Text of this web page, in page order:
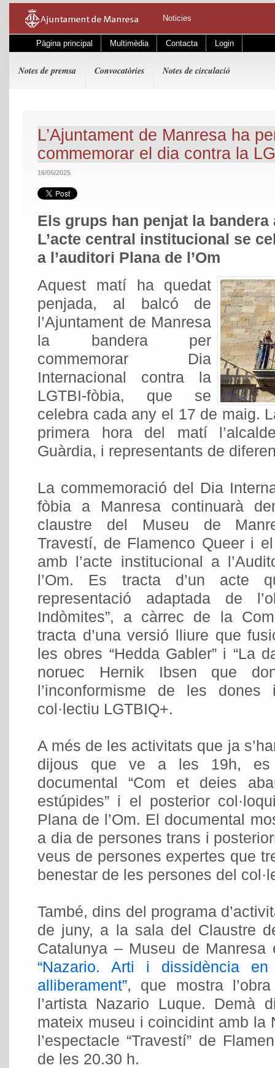
Noticies
Pàgina principal Multimèdia Contacta Login
Notes de premsa Convocatòries Notes de circulació
L’Ajuntament de Manresa ha
commemorar el dia contra la
16/05/2025
Els grups han penjat la
L’acte central institucional se
a l’auditori Plana de l’Om
Aquest matí ha quedat
penjada, al balcó de
l’Ajuntament de Manresa
la bandera per
commemorar Dia
Internacional contra la
LGTBI-fòbia, que se
celebra cada any el 17 de maig.
primera hora del matí
Guàrdia, i representants de
La commemoració del Dia
fòbia a Manresa continuarà
claustre del Museu de
Travestí, de Flamenco Queer i
amb l’acte institucional a
l’Om. Es tracta d’un acte
representació adaptada de
Indòmites”, a càrrec de la
tracta d’una versió lliure que
les obres “Hedda Gabler” i “La
noruec Hernik Ibsen que
l’inconformisme de les
col·lectiu LGTBIQ+.
A més de les activitats que ja
dijous que ve a les 19h, es
documental “Com et deies
estúpides” i el posterior
Plana de l’Om. El documental
a dia de persones trans i
veus de persones expertes que
benestar de les persones del
També, dins del programa
de juny, a la sala del Claustre
Catalunya – Museu de Manresa
“Nazario. Arti i dissidència
alliberament”, que mostra
l’artista Nazario Luque. Demà
mateix museu i coincidint amb la
l’espectacle “Travestí” de
de les 20.30 h.